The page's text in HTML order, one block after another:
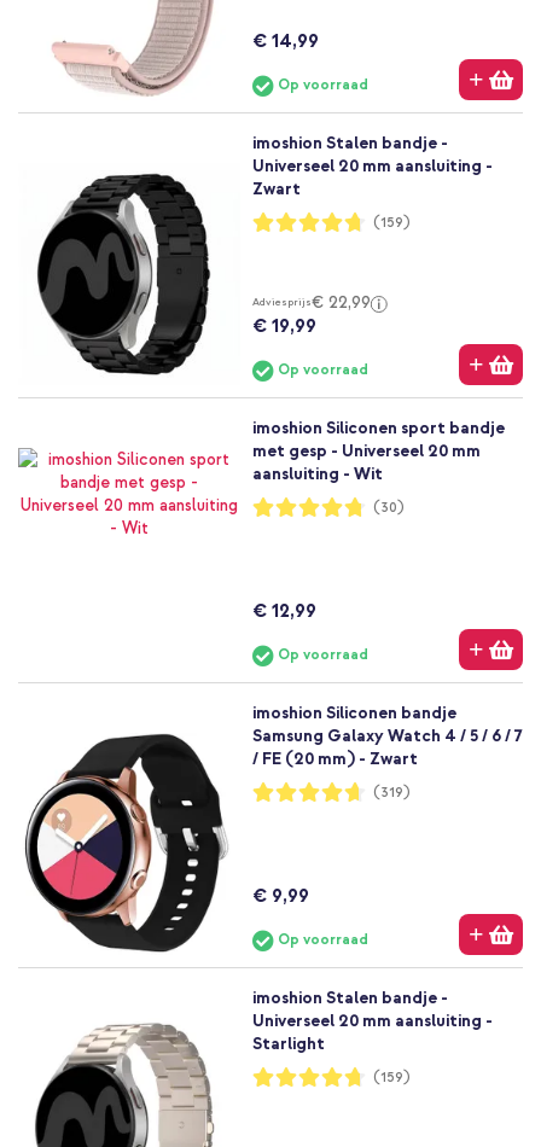
€ 14,99
Op voorraad
imoshion Stalen bandje -
Universeel 20 mm aansluiting -
Zwart
Waardering:
94%
(159)
Adviesprijs€ 22,99
€ 19,99
Op voorraad
imoshion Siliconen sport bandje
met gesp - Universeel 20 mm
aansluiting - Wit
Waardering:
95%
(30)
€ 12,99
Op voorraad
imoshion Siliconen bandje
Samsung Galaxy Watch 4 / 5 / 6 / 7
/ FE (20 mm) - Zwart
Waardering:
93%
(319)
€ 9,99
Op voorraad
imoshion Stalen bandje -
Universeel 20 mm aansluiting -
Starlight
Waardering:
94%
(159)